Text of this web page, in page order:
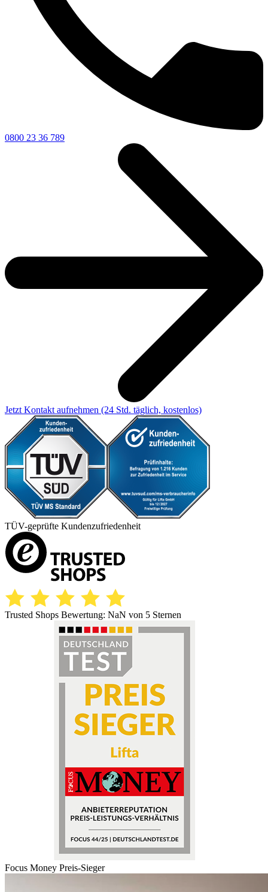
0800 23 36 789
Jetzt Kontakt aufnehmen (24 Std. täglich, kostenlos)
TÜV-geprüfte Kundenzufriedenheit
Trusted Shops Bewertung: NaN von 5 Sternen
Focus Money Preis-Sieger